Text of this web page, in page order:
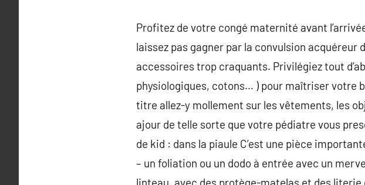
Profitez de votre congé maternité avant
laissez pas gagner par la convulsion
accessoires trop craquants. Privilégiez tout
physiologiques, cotons… ) pour maîtriser votre
titre allez-y mollement sur les vêtements, les
ajour de telle sorte que votre pédiatre vous
de kid : dans la piaule C’est une pièce
– un foliation ou un dodo à entrée avec un
linteau, avec des protège-matelas et des literie